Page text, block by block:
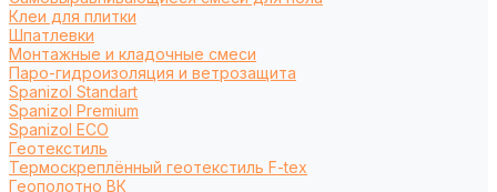
Клеи для плитки
Шпатлевки
Монтажные и кладочные смеси
Паро-гидроизоляция и ветрозащита
Spanizol Standart
Spanizol Premium
Spanizol ECO
Геотекстиль
Термоскреплённый геотекстиль F-tex
Геополотно ВК